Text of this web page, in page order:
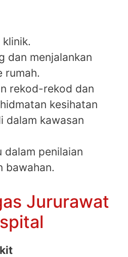
dan menjalankan
rumah.
rekod-rekod dan
kesihatan
dalam kawasan
dalam penilaian
bawahan.
Jururawat